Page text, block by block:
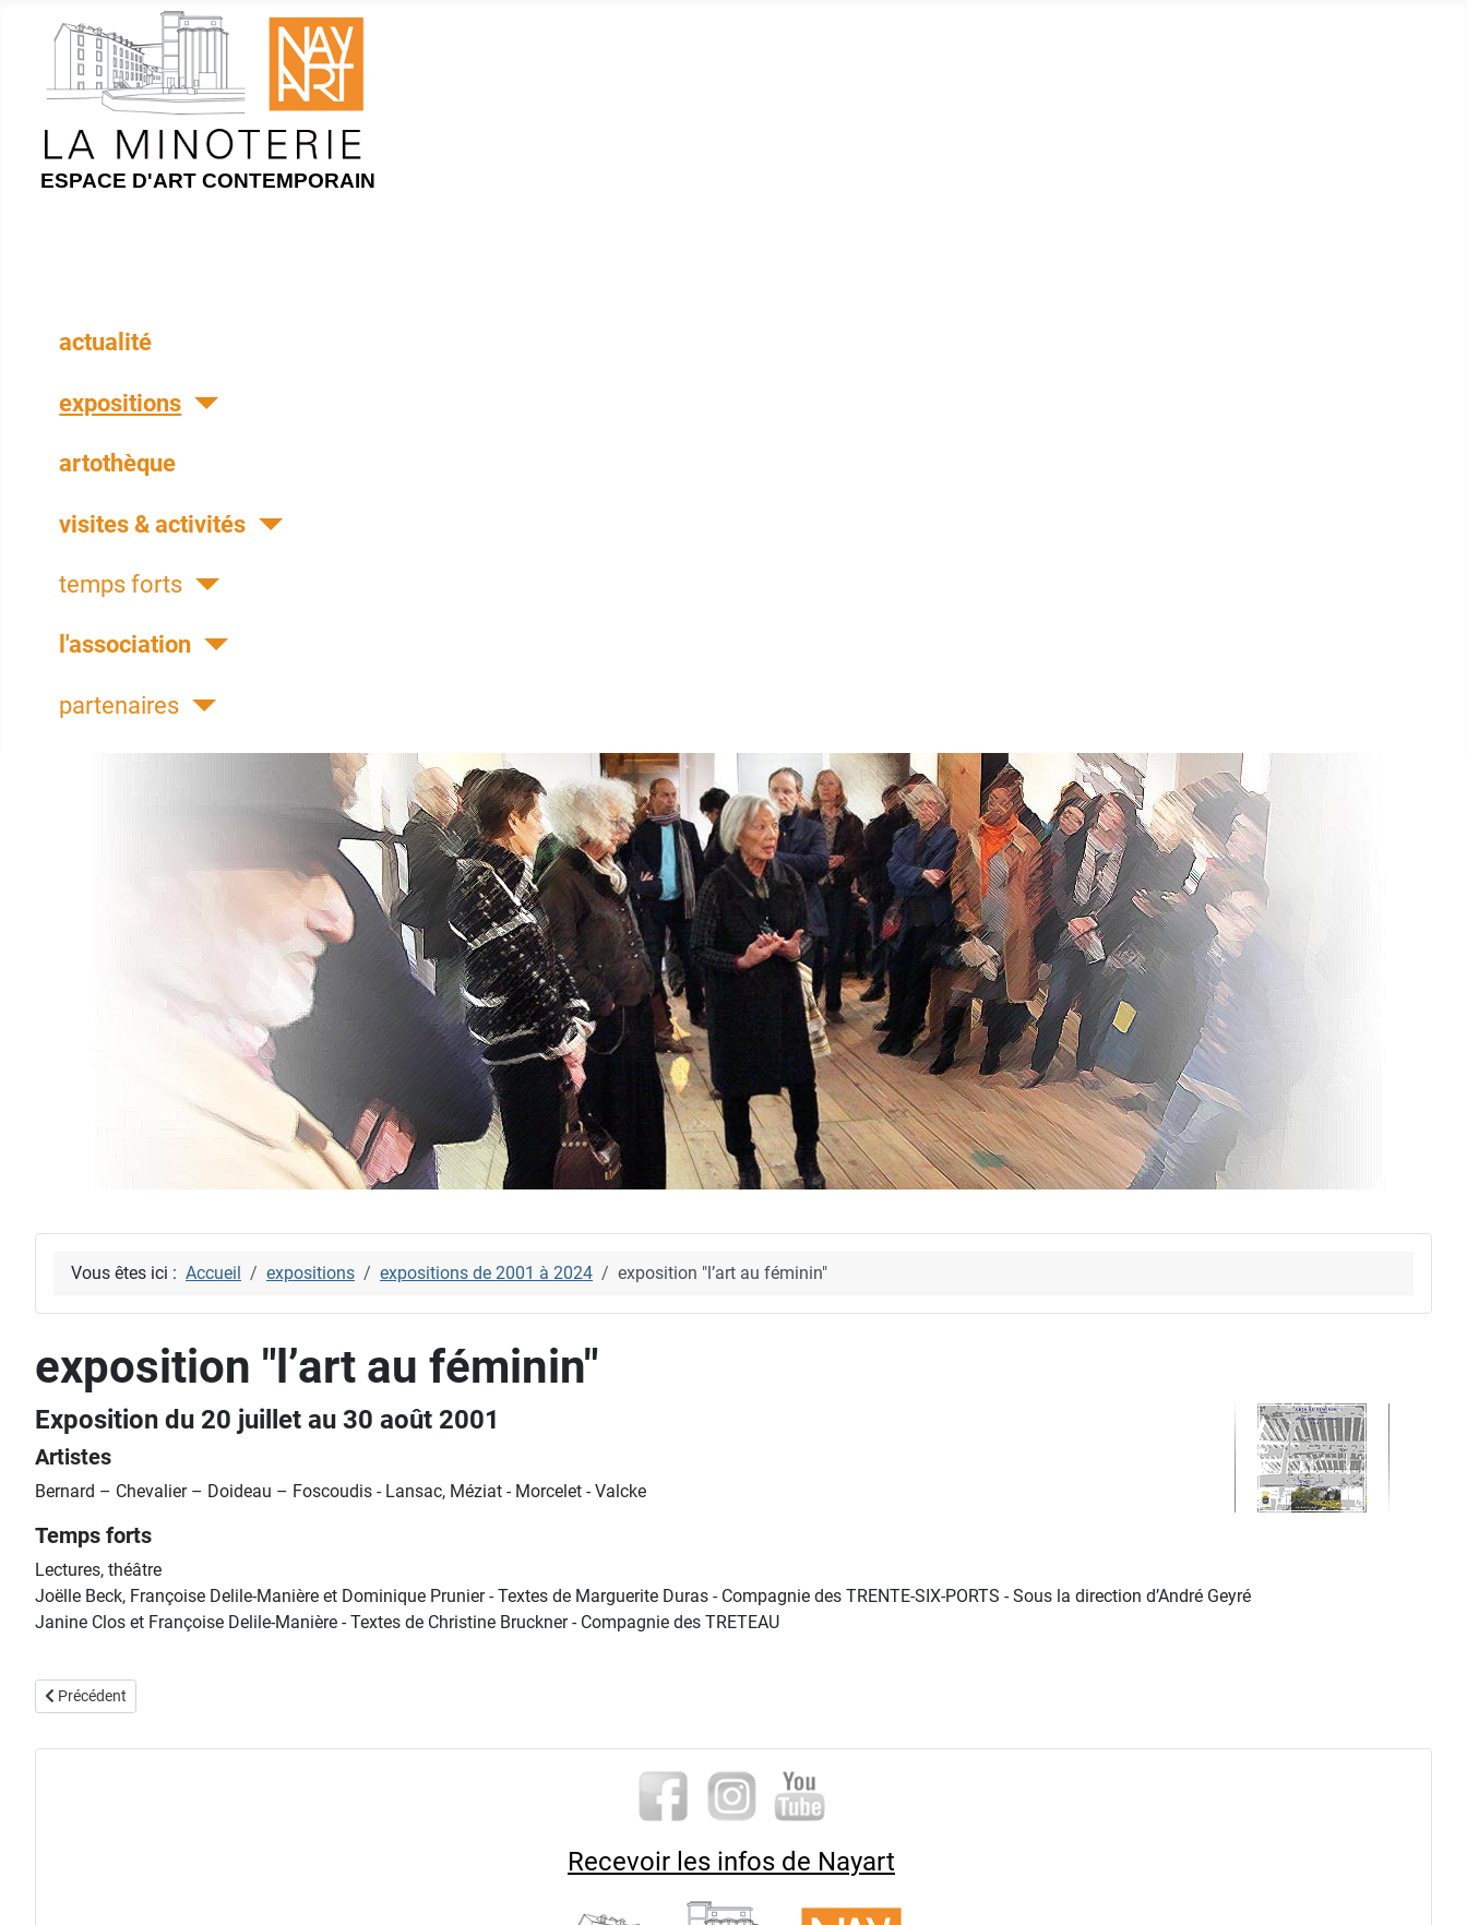
ESPACE D'ART CONTEMPORAIN
actualité
expositions
artothèque
visites & activités
temps forts
l'association
partenaires
Vous êtes ici : Accueil expositions expositions de 2001 à 2024 exposition "l’art au féminin"
exposition "l’art au féminin"
Exposition du 20 juillet au 30 août 2001
Artistes
Bernard – Chevalier – Doideau – Foscoudis - Lansac, Méziat - Morcelet - Valcke
Temps forts
Lectures, théâtre
Joëlle Beck, Françoise Delile-Manière et Dominique Prunier - Textes de Marguerite Duras - Compagnie des TRENTE-SIX-PORTS - Sous la direction d’André Geyré
Janine Clos et Françoise Delile-Manière - Textes de Christine Bruckner - Compagnie des TRETEAU
Article précédent : exposition "petits formats" 2001
Précédent
Recevoir les infos de Nayart